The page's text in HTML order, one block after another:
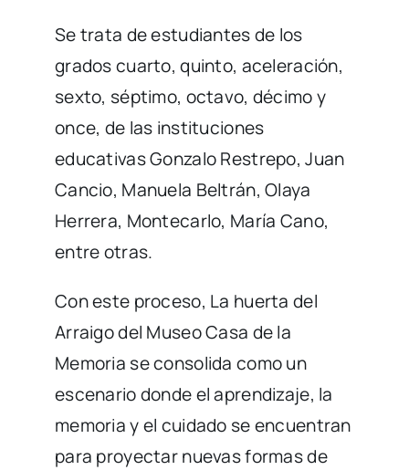
Se trata de estudiantes de los
grados cuarto, quinto, aceleración,
sexto, séptimo, octavo, décimo y
once, de las instituciones
educativas Gonzalo Restrepo, Juan
Cancio, Manuela Beltrán, Olaya
Herrera, Montecarlo, María Cano,
entre otras.
Con este proceso, La huerta del
Arraigo del Museo Casa de la
Memoria se consolida como un
escenario donde el aprendizaje, la
memoria y el cuidado se encuentran
para proyectar nuevas formas de